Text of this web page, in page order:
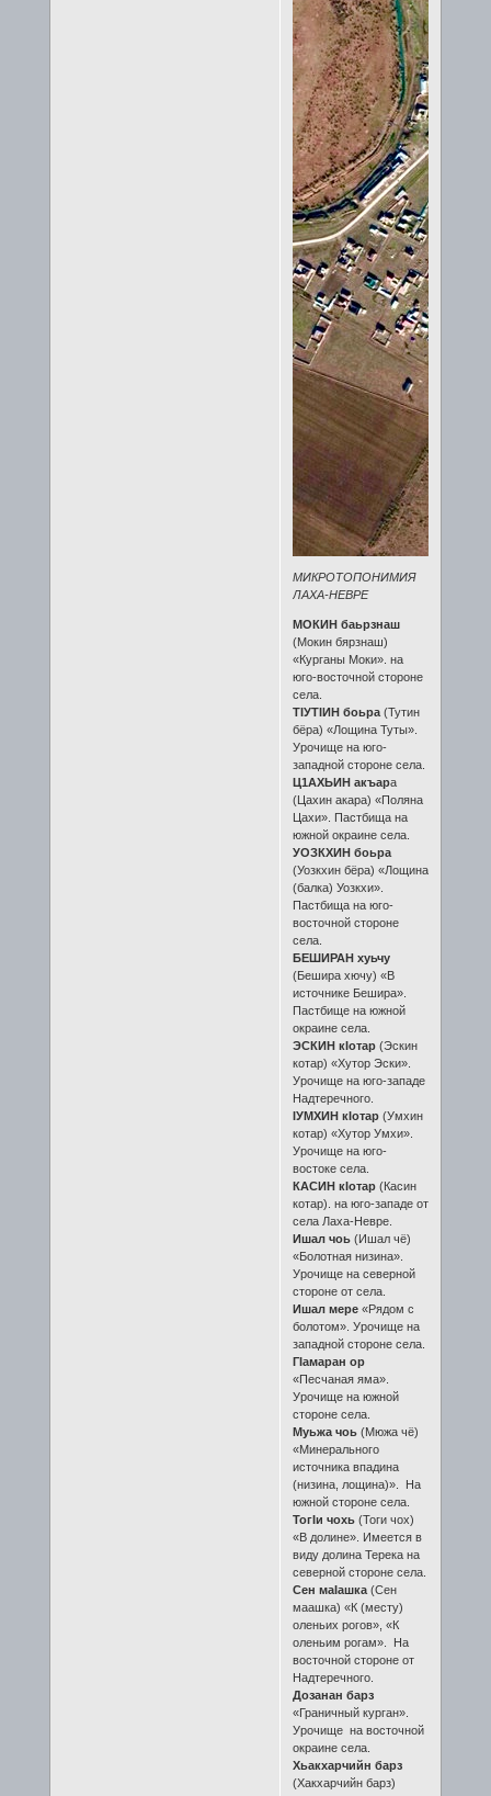
МИКРОТОПОНИМИЯ
ЛАХА-НЕВРЕ
МОКИН баьрзнаш
(Мокин бярзнаш)
«Курганы Моки». на
юго-восточной стороне
села.
ТIУТIИН боьра(Тутин
бёра) «Лощина Туты».
Урочище на юго-
западной стороне села.
Ц1АХЬИН акъара
(Цахин акара) «Поляна
Цахи». Пастбища на
южной окраине села.
УОЗКХИН боьра
(Уозкхин бёра) «Лощина
(балка) Уозкхи».
Пастбища на юго-
восточной стороне
села.
БЕШИРАН хуьчу
(Бешира хючу) «В
источнике Бешира».
Пастбище на южной
окраине села.
ЭСКИН кIотар (Эскин
котар) «Хутор Эски».
Урочище на юго-западе
Надтеречного.
IУМХИН кIотар (Умхин
котар) «Хутор Умхи».
Урочище на юго-
востоке села.
КАСИН кIотар(Касин
котар). на юго-западе от
села Лаха-Невре.
Ишал чоь(Ишал чё)
«Болотная низина».
Урочище на северной
стороне от села.
Ишал мере«Рядом с
болотом». Урочище на
западной стороне села.
ГIамаран ор
«Песчаная яма».
Урочище на южной
стороне села.
Муьжа чоь (Мюжа чё)
«Минерального
источника впадина
(низина, лощина)». На
южной стороне села.
ТогIи чохь(Тоги чох)
«В долине». Имеется в
виду долина Терека на
северной стороне села.
Сен маIашка(Сен
маашка) «К (месту)
оленьих рогов», «К
оленьим рогам». На
восточной стороне от
Надтеречного.
Дозанан барз
«Граничный курган».
Урочище на восточной
окраине села.
Хьакхарчийн барз
(Хакхарчийн барз)